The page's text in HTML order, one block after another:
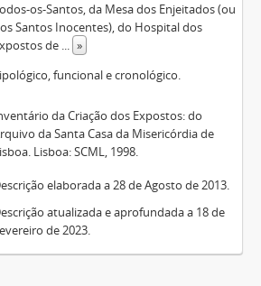
os-Santos, da Mesa dos Enjeitados (ou
Santos Inocentes), do Hospital dos
de ... »
funcional e cronológico.
da Criação dos Expostos: do
da Santa Casa da Misericórdia de
Lisboa: SCML, 1998.
elaborada a 28 de Agosto de 2013.
atualizada e aprofundada a 18 de
de 2023.